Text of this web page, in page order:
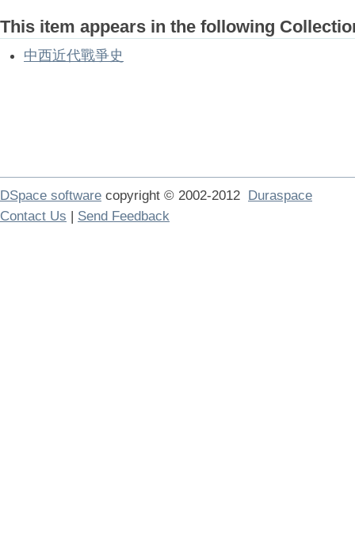
This item appears in the following
中西近代戰爭史
DSpace software copyright © 2002-2012 Duraspace
Contact Us | Send Feedback